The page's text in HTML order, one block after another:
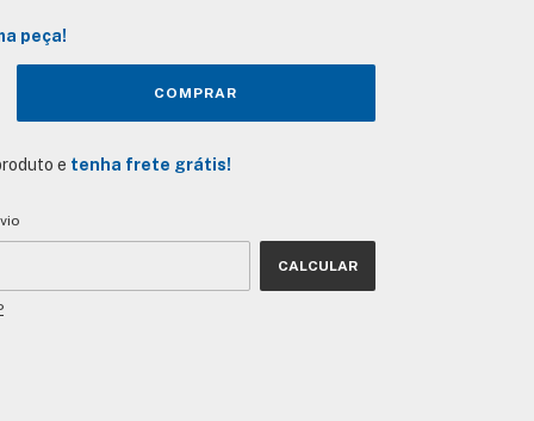
peça!
e tenha frete grátis!
CALCULAR